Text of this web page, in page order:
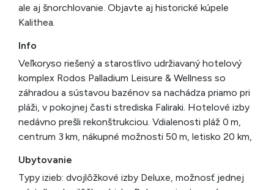
ale aj šnorchlovanie. Objavte aj historické kúpele
Kalithea.
Info
Veľkoryso riešený a starostlivo udržiavaný hotelový
komplex Rodos Palladium Leisure & Wellness so
záhradou a sústavou bazénov sa nachádza priamo pri
pláži, v pokojnej časti strediska Faliraki. Hotelové izby
nedávno prešli rekonštrukciou. Vdialenosti pláž 0 m,
centrum 3 km, nákupné možnosti 50 m, letisko 20 km,
Ubytovanie
Typy izieb: dvojlôžkové izby Deluxe, možnosť jednej